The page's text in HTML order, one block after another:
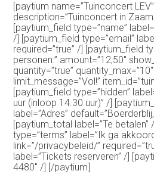
[paytium name=”Tuinconcert LEV”
description=”Tuinconcert in
[paytium_field type=”name”
/] [paytium_field type=”email”
required=”true” /] [paytium_field
personen:” amount=”12,50″
quantity=”true”
limit_message=”Vol!”
[paytium_field type=”hidden”
uur (inloop 14.30 uur)” /]
label=”Adres”
[paytium_total label=”Te betalen”
type=”terms” label=”Ik ga
link=”/privacybeleid/”
label=”Tickets reserveren” /]
4480″ /] [/paytium]